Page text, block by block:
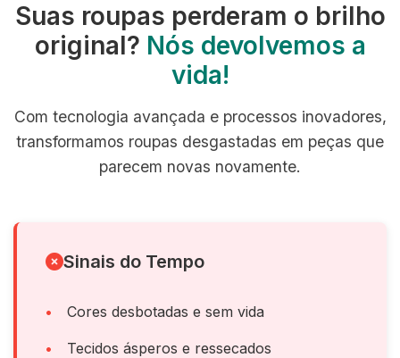
Suas roupas perderam o brilho
original? Nós devolvemos a
vida!
Com tecnologia avançada e processos inovadores,
transformamos roupas desgastadas em peças que
parecem novas novamente.
Sinais do Tempo
Cores desbotadas e sem vida
Tecidos ásperos e ressecados